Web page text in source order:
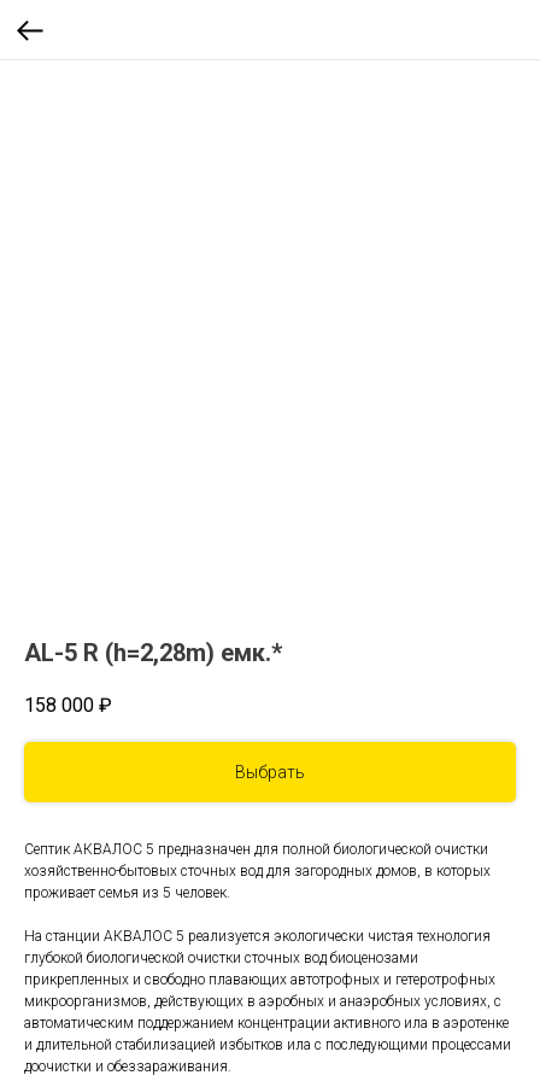
AL-5 R (h=2,28m) емк.*
158 000 ₽
Выбрать
Септик АКВАЛОС 5 предназначен для полной биологической очистки
хозяйственно-бытовых сточных вод для загородных домов, в которых
проживает семья из 5 человек.
На станции АКВАЛОС 5 реализуется экологически чистая технология
глубокой биологической очистки сточных вод биоценозами
прикрепленных и свободно плавающих автотрофных и гетеротрофных
микроорганизмов, действующих в аэробных и анаэробных условиях, с
автоматическим поддержанием концентрации активного ила в аэротенке
и длительной стабилизацией избытков ила с последующими процессами
доочистки и обеззараживания.